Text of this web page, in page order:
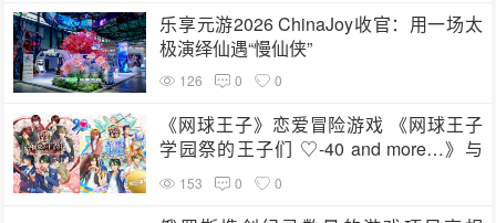
乐享元游2026 ChinaJoy收官：用一场太
极演绎仙遇“慢仙侠”
126 0 0
《网球王子》恋爱冒险游戏 《网球王子
学园祭的王子们 ♡-40 and more…》与
《网球王子 心跳求生 Tie break
♡game》发售
153 0 0